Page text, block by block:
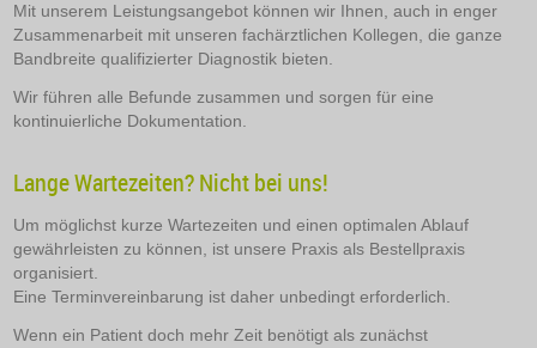
Mit unserem Leistungsangebot können wir Ihnen, auch in enger
Zusammenarbeit mit unseren fachärztlichen Kollegen, die ganze
Bandbreite qualifizierter Diagnostik bieten.
Wir führen alle Befunde zusammen und sorgen für eine
kontinuierliche Dokumentation.
Lange Wartezeiten? Nicht bei uns!
Um möglichst kurze Wartezeiten und einen optimalen Ablauf
gewährleisten zu können, ist unsere Praxis als Bestellpraxis
organisiert.
Eine Terminvereinbarung ist daher unbedingt erforderlich.
Wenn ein Patient doch mehr Zeit benötigt als zunächst